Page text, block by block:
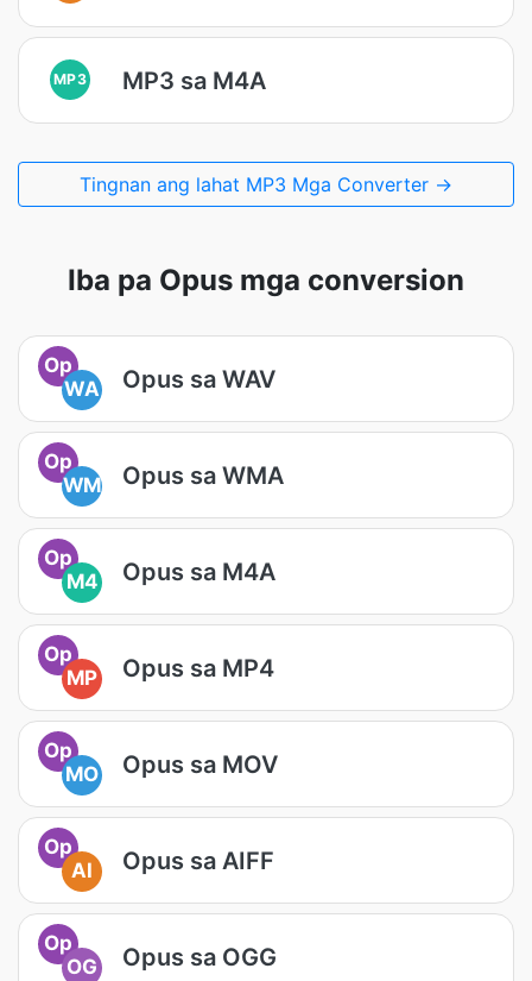
MP3 MP3 sa M4A
Tingnan ang lahat MP3 Mga Converter →
Iba pa Opus mga conversion
Op
WA
Opus sa WAV
Op
WM
Opus sa WMA
Op
M4
Opus sa M4A
Op
MP
Opus sa MP4
Op
MO
Opus sa MOV
Op
AI
Opus sa AIFF
Op
OG
Opus sa OGG